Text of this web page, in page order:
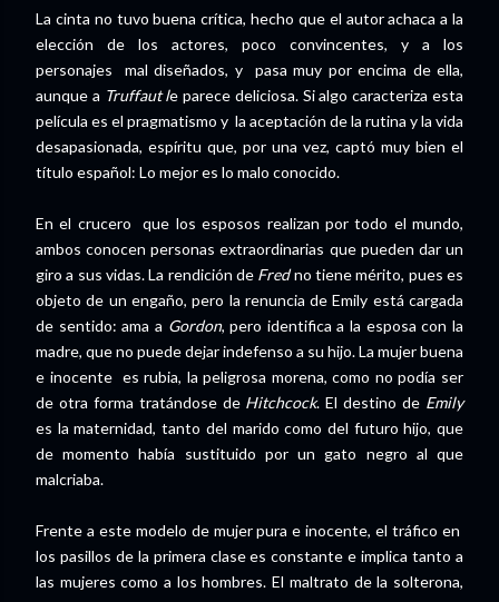
La cinta no tuvo buena crítica, hecho que el autor achaca a la
elección de los actores, poco convincentes, y a los
personajes mal diseñados, y pasa muy por encima de ella,
aunque a Truffaut le parece deliciosa. Si algo caracteriza esta
película es el pragmatismo y la aceptación de la rutina y la vida
desapasionada, espíritu que, por una vez, captó muy bien el
título español: Lo mejor es lo malo conocido.
En el crucero que los esposos realizan por todo el mundo,
ambos conocen personas extraordinarias que pueden dar un
giro a sus vidas. La rendición de Fredno tiene mérito, pues es
objeto de un engaño, pero la renuncia de Emily está cargada
de sentido: ama a Gordon, pero identifica a la esposa con la
madre, que no puede dejar indefenso a su hijo. La mujer buena
e inocente es rubia, la peligrosa morena, como no podía ser
de otra forma tratándose de Hitchcock. El destino de Emily
es la maternidad, tanto del marido como del futuro hijo, que
de momento había sustituido por un gato negro al que
malcriaba.
Frente a este modelo de mujer pura e inocente, el tráfico en
los pasillos de la primera clase es constante e implica tanto a
las mujeres como a los hombres. El maltrato de la solterona,